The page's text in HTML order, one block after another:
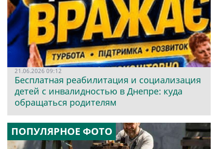
21.06.2026 09:12
Бесплатная реабилитация и социализация
детей с инвалидностью в Днепре: куда
обращаться родителям
ПОПУЛЯРНОЕ ФОТО